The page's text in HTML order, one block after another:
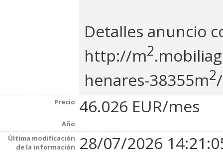
Detalles anuncio
http://m2
henares-38355m2
Precio 46.026 EUR/mes
Año
Última modificación
de la información
28/07/2026